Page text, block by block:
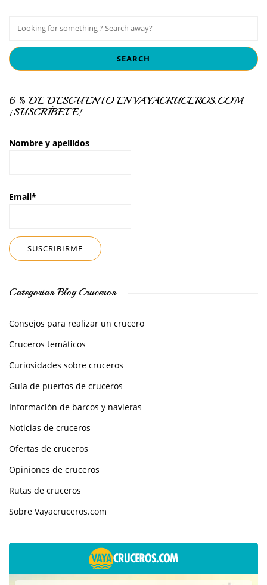
6 % DE DESCUENTO EN VAYACRUCEROS.COM
¡SUSCRÍBETE!
Nombre y apellidos
Email*
Categorías Blog Cruceros
Consejos para realizar un crucero
Cruceros temáticos
Curiosidades sobre cruceros
Guía de puertos de cruceros
Información de barcos y navieras
Noticias de cruceros
Ofertas de cruceros
Opiniones de cruceros
Rutas de cruceros
Sobre Vayacruceros.com